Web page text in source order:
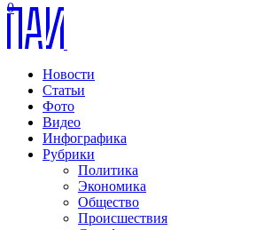
Новости
Статьи
Фото
Видео
Инфографика
Рубрики
Политика
Экономика
Общество
Происшествия
0